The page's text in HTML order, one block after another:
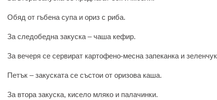
Обяд от гъбена супа и ориз с риба.
За следобедна закуска – чаша кефир.
За вечеря се сервират картофено-месна запеканка и
Петък – закуската се състои от оризова каша.
За втора закуска, кисело мляко и палачинки.